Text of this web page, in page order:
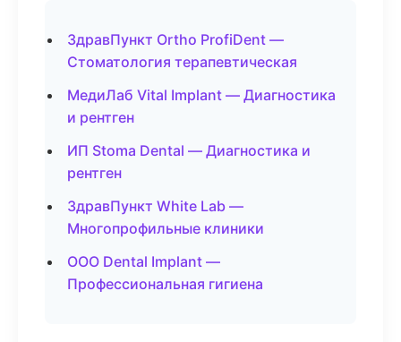
ЗдравПункт Ortho ProfiDent —
Стоматология терапевтическая
МедиЛаб Vital Implant — Диагностика
и рентген
ИП Stoma Dental — Диагностика и
рентген
ЗдравПункт White Lab —
Многопрофильные клиники
ООО Dental Implant —
Профессиональная гигиена